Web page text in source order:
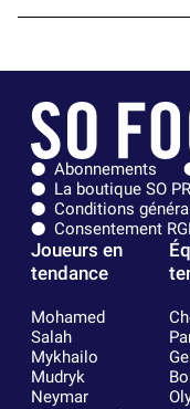
Abonnements
La boutique SO
Conditions
Consentement
Joueurs en
tendance
Mohamed
Salah
Mykhailo
Mudryk
Neymar